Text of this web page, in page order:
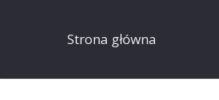
Strona główna